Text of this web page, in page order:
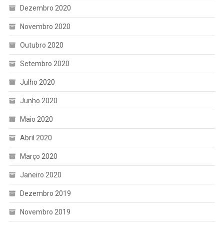
Dezembro 2020
Novembro 2020
Outubro 2020
Setembro 2020
Julho 2020
Junho 2020
Maio 2020
Abril 2020
Março 2020
Janeiro 2020
Dezembro 2019
Novembro 2019